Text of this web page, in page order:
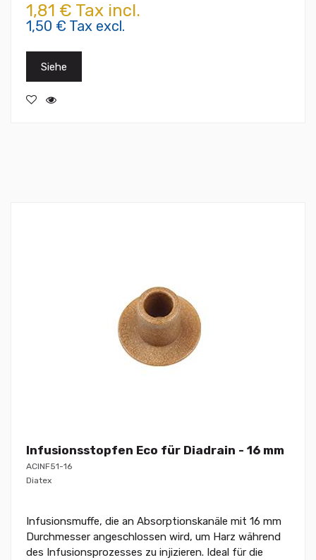
1,81 € Tax incl.
1,50 € Tax excl.
Siehe
Infusionsstopfen Eco für Diadrain - 16 mm
ACINF51-16
Diatex
Infusionsmuffe, die an Absorptionskanäle mit 16 mm
Durchmesser angeschlossen wird, um Harz während
des Infusionsprozesses zu injizieren. Ideal für die